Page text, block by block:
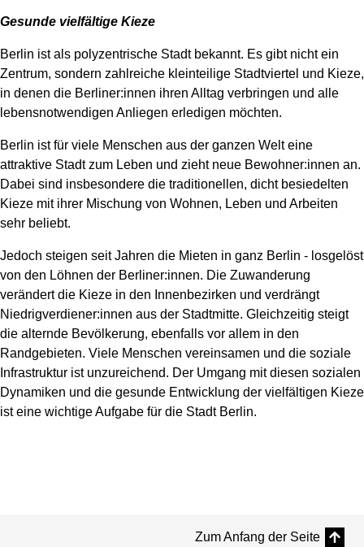
Gesunde vielfältige Kieze
Berlin ist als polyzentrische Stadt bekannt. Es gibt nicht ein
Zentrum, sondern zahlreiche kleinteilige Stadtviertel und Kieze,
in denen die Berliner:innen ihren Alltag verbringen und alle
lebensnotwendigen Anliegen erledigen möchten.
Berlin ist für viele Menschen aus der ganzen Welt eine
attraktive Stadt zum Leben und zieht neue Bewohner:innen an.
Dabei sind insbesondere die traditionellen, dicht besiedelten
Kieze mit ihrer Mischung von Wohnen, Leben und Arbeiten
sehr beliebt.
Jedoch steigen seit Jahren die Mieten in ganz Berlin - losgelöst
von den Löhnen der Berliner:innen. Die Zuwanderung
verändert die Kieze in den Innenbezirken und verdrängt
Niedrigverdiener:innen aus der Stadtmitte. Gleichzeitig steigt
die alternde Bevölkerung, ebenfalls vor allem in den
Randgebieten. Viele Menschen vereinsamen und die soziale
Infrastruktur ist unzureichend. Der Umgang mit diesen sozialen
Dynamiken und die gesunde Entwicklung der vielfältigen Kieze
ist eine wichtige Aufgabe für die Stadt Berlin.
Zum Anfang der Seite